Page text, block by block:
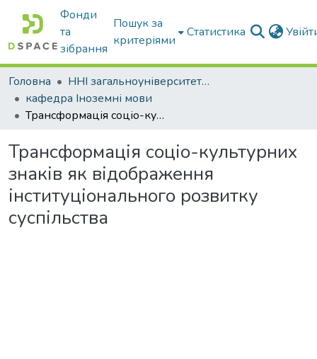
Фонди
та
зібрання
Пошук за
критеріями
Статистика
Головна
ННІ загальноуніверситетської підготовки
кафедра Іноземні мови
Трансформація соціо-культурних знаків як відображення інституціонального розвитку суспільства
Трансформація соціо-культурних
знаків як відображення
інституціонального розвитку
суспільства